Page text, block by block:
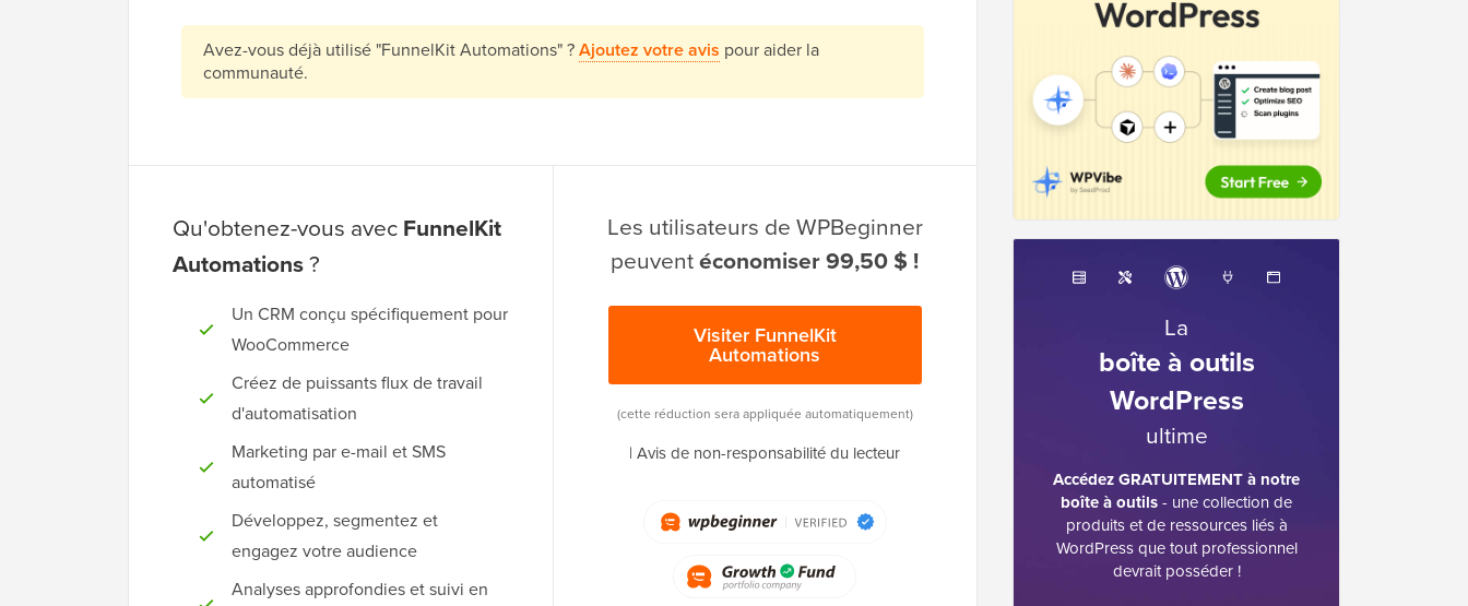
Avez-vous déjà utilisé "FunnelKit Automations" ?Ajoutez votre avis pour aider la
communauté.
Qu'obtenez-vous avecFunnelKit
Automations?
Un CRM conçu spécifiquement pour
WooCommerce
Créez de puissants flux de travail
d'automatisation
Marketing par e-mail et SMS
automatisé
Développez, segmentez et
engagez votre audience
Analyses approfondies et suivi en
Les utilisateurs de WPBeginner
peuventéconomiser 99,50 $ !
Visiter FunnelKit
Automations
(cette réduction sera appliquée automatiquement)
|Avis de non-responsabilité du lecteur
La
boîte à outils
WordPress
ultime
Accédez GRATUITEMENT à notre
boîte à outils- une collection de
produits et de ressources liés à
WordPress que tout professionnel
devrait posséder !